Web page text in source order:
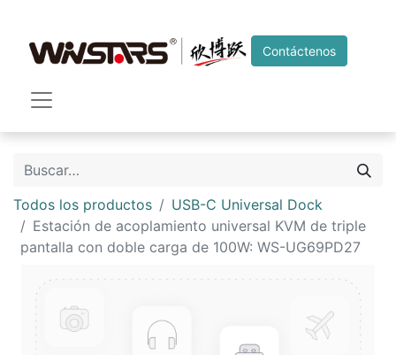
Contáctenos
Todos los productos
USB-C Universal Dock
Estación de acoplamiento universal KVM de triple
pantalla con doble carga de 100W: WS-UG69PD27